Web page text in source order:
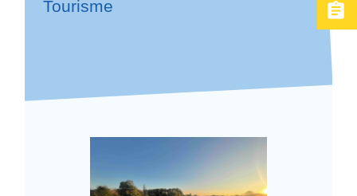
Tourisme assignment